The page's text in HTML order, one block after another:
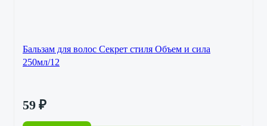
Бальзам для волос Секрет стиля Объем и сила
250мл/12
59 ₽